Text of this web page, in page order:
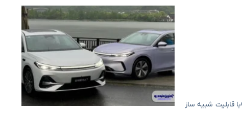
اکلیپس کراس نیروی خود را از یک موتور ۱۵۰۰ سی سی T-GDI می گیرد که می تواند ۱۵۲ اسب بخار و ۲۵۰ گشتاور تولید کند. توان از طریق گیربکس CVT با قابلیت شبیه ساز